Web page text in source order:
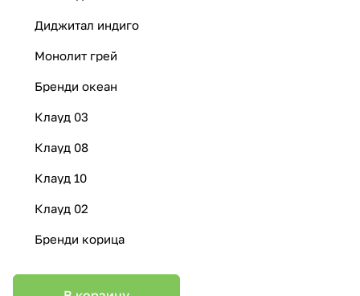
Диджитал индиго
Монолит грей
Бренди океан
Клауд 03
Клауд 08
Клауд 10
Клауд 02
Бренди корица